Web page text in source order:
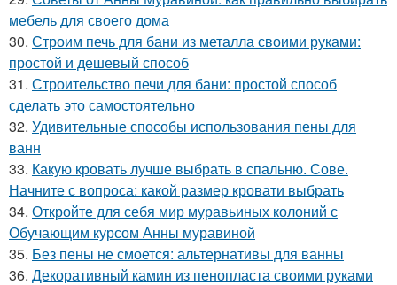
мебель для своего дома
30. Строим печь для бани из металла своими руками:
простой и дешевый способ
31. Строительство печи для бани: простой способ
сделать это самостоятельно
32. Удивительные способы использования пены для
ванн
33. Какую кровать лучше выбрать в спальню. Сове.
Начните с вопроса: какой размер кровати выбрать
34. Откройте для себя мир муравьиных колоний с
Обучающим курсом Анны муравиной
35. Без пены не смоется: альтернативы для ванны
36. Декоративный камин из пенопласта своими руками